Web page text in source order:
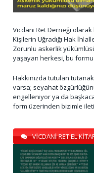
Vicdani Ret Derneği olarak
Kişilerin Uğradığı Hak
Zorunlu askerlik
yaşayan herkesi, bu formu
Hakkınızda tutulan
varsa; seyahat
engelleniyor ya da
form üzerinden bizimle
VİCDANİ RET EL